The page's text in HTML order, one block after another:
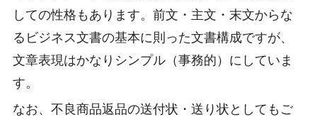
しての性格もあります。前文・主文・末文からな
るビジネス文書の基本に則った文書構成ですが、
文章表現はかなりシンプル（事務的）にしていま
す。
なお、不良商品返品の送付状・送り状としてもご